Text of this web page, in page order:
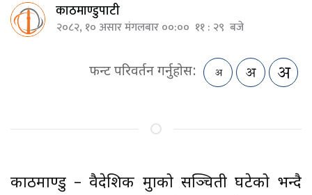
काठमाण्डुपाटी
२०८२, १० असार मंगलबार ००:०० ११ : २९ बजे
फन्ट परिवर्तन गर्नुहोस:
काठमाण्डु – वैदेशिक मुद्राको सञ्चिती घटेको भन्दै